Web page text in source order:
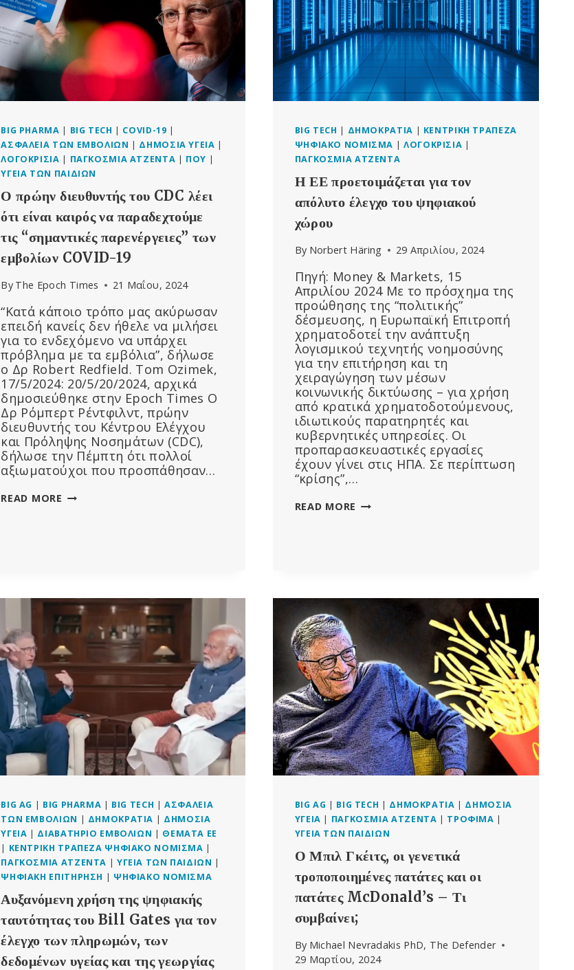
BIG PHARMA | BIG TECH | COVID-19 |
ΑΣΦΆΛΕΙΑ ΤΩΝ ΕΜΒΟΛΊΩΝ | ΔΗΜΌΣΙΑ ΥΓΕΊΑ |
ΛΟΓΟΚΡΙΣΊΑ | ΠΑΓΚΌΣΜΙΑ ΑΤΖΈΝΤΑ | ΠΟΥ |
ΥΓΕΊΑ ΤΩΝ ΠΑΙΔΙΏΝ
Ο πρώην διευθυντής του CDC λέει
ότι είναι καιρός να παραδεχτούμε
τις “σημαντικές παρενέργειες” των
εμβολίων COVID-19
By The Epoch Times 21 Μαΐου, 2024
“Κατά κάποιο τρόπο μας ακύρωσαν
επειδή κανείς δεν ήθελε να μιλήσει
για το ενδεχόμενο να υπάρχει
πρόβλημα με τα εμβόλια”, δήλωσε
ο Δρ Robert Redfield. Tom Ozimek,
17/5/2024: 20/5/20/2024, αρχικά
δημοσιεύθηκε στην Epoch Times Ο
Δρ Ρόμπερτ Ρέντφιλντ, πρώην
διευθυντής του Κέντρου Ελέγχου
και Πρόληψης Νοσημάτων (CDC),
δήλωσε την Πέμπτη ότι πολλοί
αξιωματούχοι που προσπάθησαν…
READ MORE Ο
ΕΊΝΑΙ
ΚΑΙΡΌΣ
ΝΑ
ΠΑΡΑΔΕΧΤΟΎΜΕ
ΤΙΣ
“ΣΗΜΑΝΤΙΚΈΣ
ΠΑΡΕΝΈΡΓΕΙΕΣ”
ΤΩΝ
ΕΜΒΟΛΊΩΝ
COVID-
19
BIG TECH | ΔΗΜΟΚΡΑΤΊΑ | ΚΕΝΤΡΙΚΉ ΤΡΆΠΕΖΑ
ΨΗΦΙΑΚΌ ΝΌΜΙΣΜΑ | ΛΟΓΟΚΡΙΣΊΑ |
ΠΑΓΚΌΣΜΙΑ ΑΤΖΈΝΤΑ
Η ΕΕ προετοιμάζεται για τον
απόλυτο έλεγχο του ψηφιακού
χώρου
By Norbert Häring 29 Απριλίου, 2024
Πηγή: Money & Markets, 15
Απριλίου 2024 Με το πρόσχημα της
προώθησης της “πολιτικής”
δέσμευσης, η Ευρωπαϊκή Επιτροπή
χρηματοδοτεί την ανάπτυξη
λογισμικού τεχνητής νοημοσύνης
για την επιτήρηση και τη
χειραγώγηση των μέσων
κοινωνικής δικτύωσης – για χρήση
από κρατικά χρηματοδοτούμενους,
ιδιωτικούς παρατηρητές και
κυβερνητικές υπηρεσίες. Οι
προπαρασκευαστικές εργασίες
έχουν γίνει στις ΗΠΑ. Σε περίπτωση
“κρίσης”,…
READ MORE Η
BIG AG | BIG PHARMA | BIG TECH |ΑΣΦΆΛΕΙΑ
ΤΩΝ ΕΜΒΟΛΊΩΝ | ΔΗΜΟΚΡΑΤΊΑ | ΔΗΜΌΣΙΑ
ΥΓΕΊΑ | ΔΙΑΒΑΤΉΡΙΟ ΕΜΒΟΛΊΩΝ | ΘΈΜΑΤΑ ΕΕ
| ΚΕΝΤΡΙΚΉ ΤΡΆΠΕΖΑ ΨΗΦΙΑΚΌ ΝΌΜΙΣΜΑ |
ΠΑΓΚΌΣΜΙΑ ΑΤΖΈΝΤΑ | ΥΓΕΊΑ ΤΩΝ ΠΑΙΔΙΏΝ |
ΨΗΦΙΑΚΉ ΕΠΙΤΉΡΗΣΗ | ΨΗΦΙΑΚΌ ΝΌΜΙΣΜΑ
Αυξανόμενη χρήση της ψηφιακής
ταυτότητας του Bill Gates για τον
έλεγχο των πληρωμών, των
δεδομένων υγείας και της γεωργίας
BIG AG | BIG TECH | ΔΗΜΟΚΡΑΤΊΑ | ΔΗΜΌΣΙΑ
ΥΓΕΊΑ | ΠΑΓΚΌΣΜΙΑ ΑΤΖΈΝΤΑ | ΤΡΌΦΙΜΑ |
ΥΓΕΊΑ ΤΩΝ ΠΑΙΔΙΏΝ
Ο Μπιλ Γκέιτς, οι γενετικά
τροποποιημένες πατάτες και οι
πατάτες McDonald’s – Τι
συμβαίνει;
By Michael Nevradakis PhD, The Defender
29 Μαρτίου, 2024